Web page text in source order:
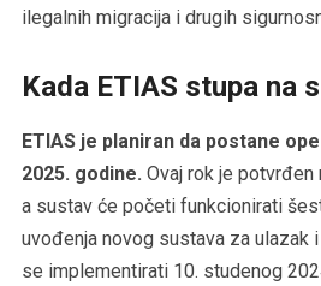
ilegalnih migracija i drugih
Kada ETIAS stupa na
ETIAS je planiran da postane
2025. godine. Ovaj rok je
a sustav će početi funkcionirati
uvođenja novog sustava za ulazak
se implementirati 10. studenog